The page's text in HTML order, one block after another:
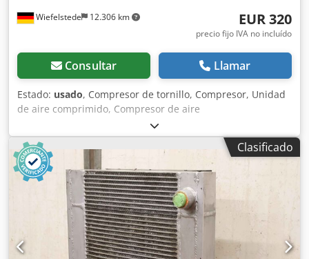
Wiefelstede 12.306 km EUR 320
precio fijo IVA no incluído
Consultar Llamar
Estado: usado, Compresor de tornillo, Compresor, Unidad
de aire comprimido, Compresor de aire
estacionario,Compresor de tornillo Regulador de
aspiración Válvula de alivio, Válvula de alivio -Fabricante:
Boge, compresor de tornillo regulador de aspiración
válvula de alivio del compresor tipo SL 270 -Tipo: 644 0041
01 -Presión: 0,5 - 10 bar bar Djdpfjppdhnjx Airjck -
Dimensiones: 195/100/H140 mm -Peso: 2,0 kg
Clasificado